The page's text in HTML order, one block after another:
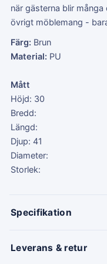
när gästerna blir
övrigt möblemang -
Färg: Brun
Material: PU
Mått
Höjd: 30
Bredd:
Längd:
Djup: 41
Diameter:
Storlek:
Specifikation
Leverans & retur